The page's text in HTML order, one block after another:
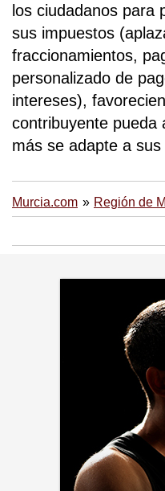
los ciudadanos para
sus impuestos
fraccionamientos,
personalizado de
intereses),
contribuyente pueda
más se adapte a sus
Murcia.com Región de